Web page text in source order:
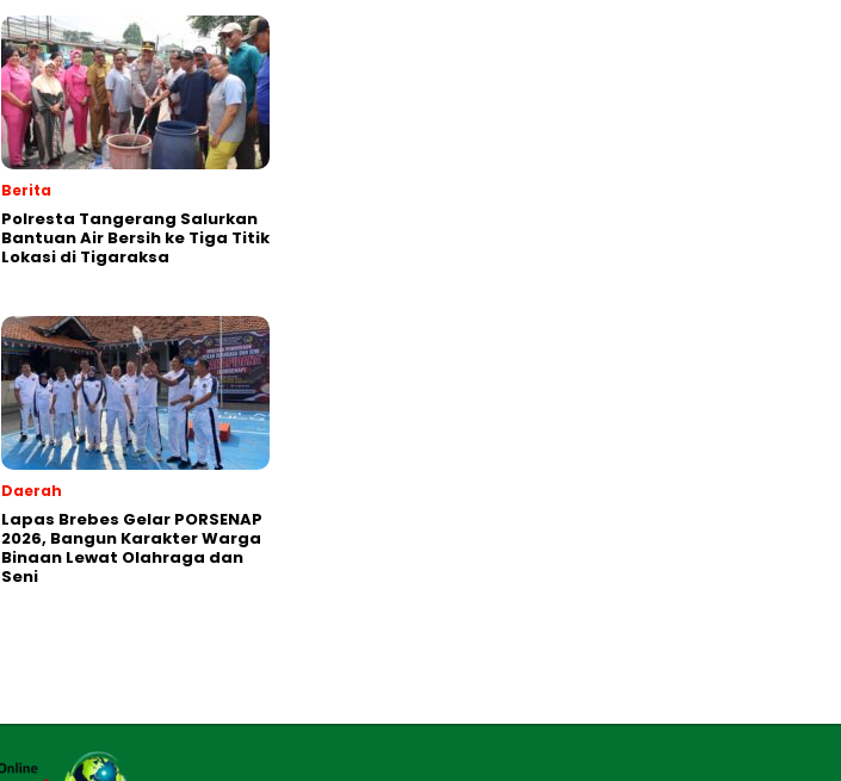
Berita
Polresta Tangerang Salurkan
Bantuan Air Bersih ke Tiga Titik
Lokasi di Tigaraksa
Daerah
Lapas Brebes Gelar PORSENAP
2026, Bangun Karakter Warga
Binaan Lewat Olahraga dan
Seni